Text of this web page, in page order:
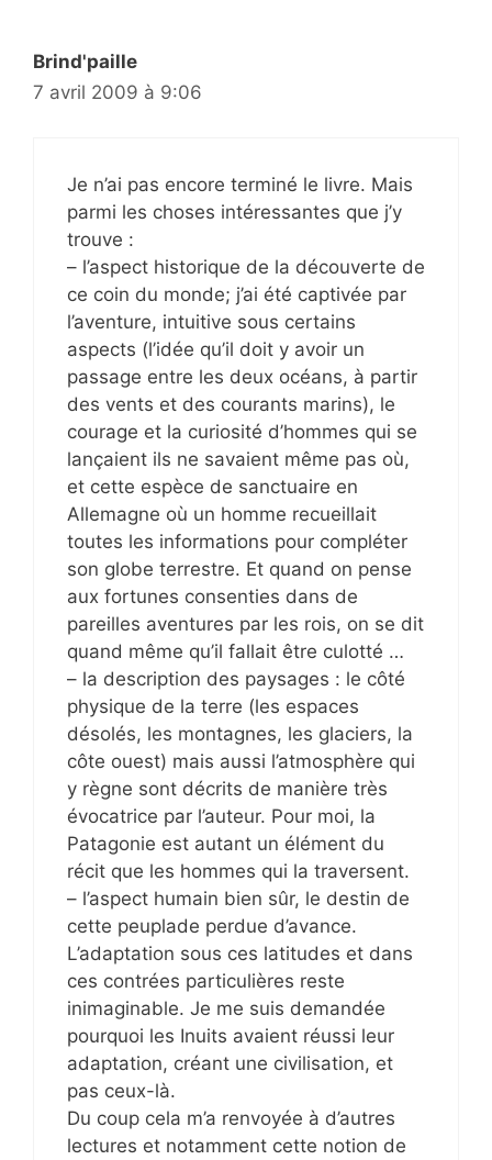
Brind'paille
7 avril 2009 à 9:06
Je n’ai pas encore terminé le livre. Mais
parmi les choses intéressantes que j’y
trouve :
– l’aspect historique de la découverte de
ce coin du monde; j’ai été captivée par
l’aventure, intuitive sous certains
aspects (l’idée qu’il doit y avoir un
passage entre les deux océans, à partir
des vents et des courants marins), le
courage et la curiosité d’hommes qui se
lançaient ils ne savaient même pas où,
et cette espèce de sanctuaire en
Allemagne où un homme recueillait
toutes les informations pour compléter
son globe terrestre. Et quand on pense
aux fortunes consenties dans de
pareilles aventures par les rois, on se dit
quand même qu’il fallait être culotté …
– la description des paysages : le côté
physique de la terre (les espaces
désolés, les montagnes, les glaciers, la
côte ouest) mais aussi l’atmosphère qui
y règne sont décrits de manière très
évocatrice par l’auteur. Pour moi, la
Patagonie est autant un élément du
récit que les hommes qui la traversent.
– l’aspect humain bien sûr, le destin de
cette peuplade perdue d’avance.
L’adaptation sous ces latitudes et dans
ces contrées particulières reste
inimaginable. Je me suis demandée
pourquoi les Inuits avaient réussi leur
adaptation, créant une civilisation, et
pas ceux-là.
Du coup cela m’a renvoyée à d’autres
lectures et notamment cette notion de